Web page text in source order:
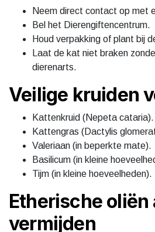
Neem direct contact op met
Bel het Dierengiftencentrum.
Houd verpakking of plant bij
Laat de kat niet braken
dierenarts.
Veilige kruiden
Kattenkruid (Nepeta cataria).
Kattengras (Dactylis
Valeriaan (in beperkte mate).
Basilicum (in kleine
Tijm (in kleine hoeveelheden).
Etherische oliën
vermijden